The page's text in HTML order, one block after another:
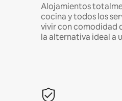
Alojamientos
cocina y todos los
vivir con comodidad
la alternativa ideal a